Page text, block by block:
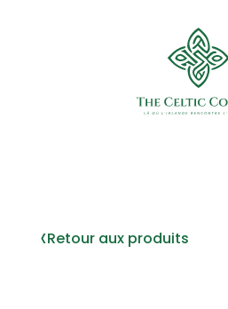
‹Retour aux produits